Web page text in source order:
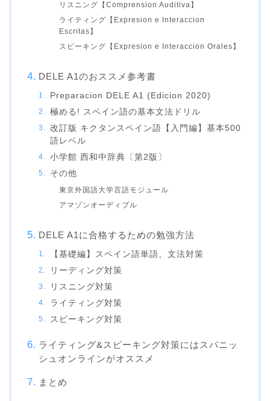
リスニング【Comprension Auditiva】
ライティング【Expresion e Interaccion
Escritas】
スピーキング【Expresion e Interaccion Orales】
DELE A1のおススメ参考書
Preparacion DELE A1 (Edicion 2020)
極める! スペイン語の基本文法ドリル
改訂版 キクタンスペイン語【入門編】基本500
語レベル
小学館 西和中辞典〔第2版〕
その他
東京外国語大学言語モジュール
アマゾンオーディブル
DELE A1に合格するための勉強方法
【基礎編】スペイン語単語、文法対策
リーディング対策
リスニング対策
ライティング対策
スピーキング対策
ライティング&スピーキング対策にはスパニッ
シュオンラインがオススメ
まとめ